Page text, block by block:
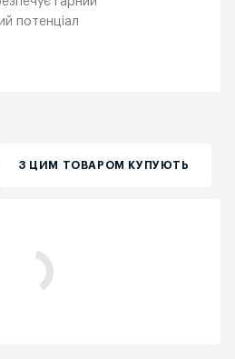
потенціал
З ЦИМ ТОВАРОМ КУПУЮТЬ